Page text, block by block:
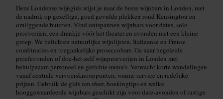
Deze Londense wijngids wijst je naar de beste wijnbars in Londen, met
de nadruk op gezellige, goed gevulde plekken rond Kensington en
omliggende buurten. Vind ontspannen wijnbars voor dates, solo-
proeverijen, een drankje vóór het theater en avonden met een kleine
groep. We belichten natuurlijke wijnlijsten, Italiaanse en Franse
combinaties en toegankelijke proseccobars. Ga naar begeleide
proefavonden of doe-het-zelf wijnproeverijen in Londen met
behulpzaam personeel en gerichte menu's. Verwacht korte wandelingen
vanaf centrale vervoersknooppunten, warme service en redelijke
prijzen. Gebruik de gids om sfeer, boekingtips en welke
hooggewaardeerde wijnbars geschikt zijn voor date-avonden of rustige